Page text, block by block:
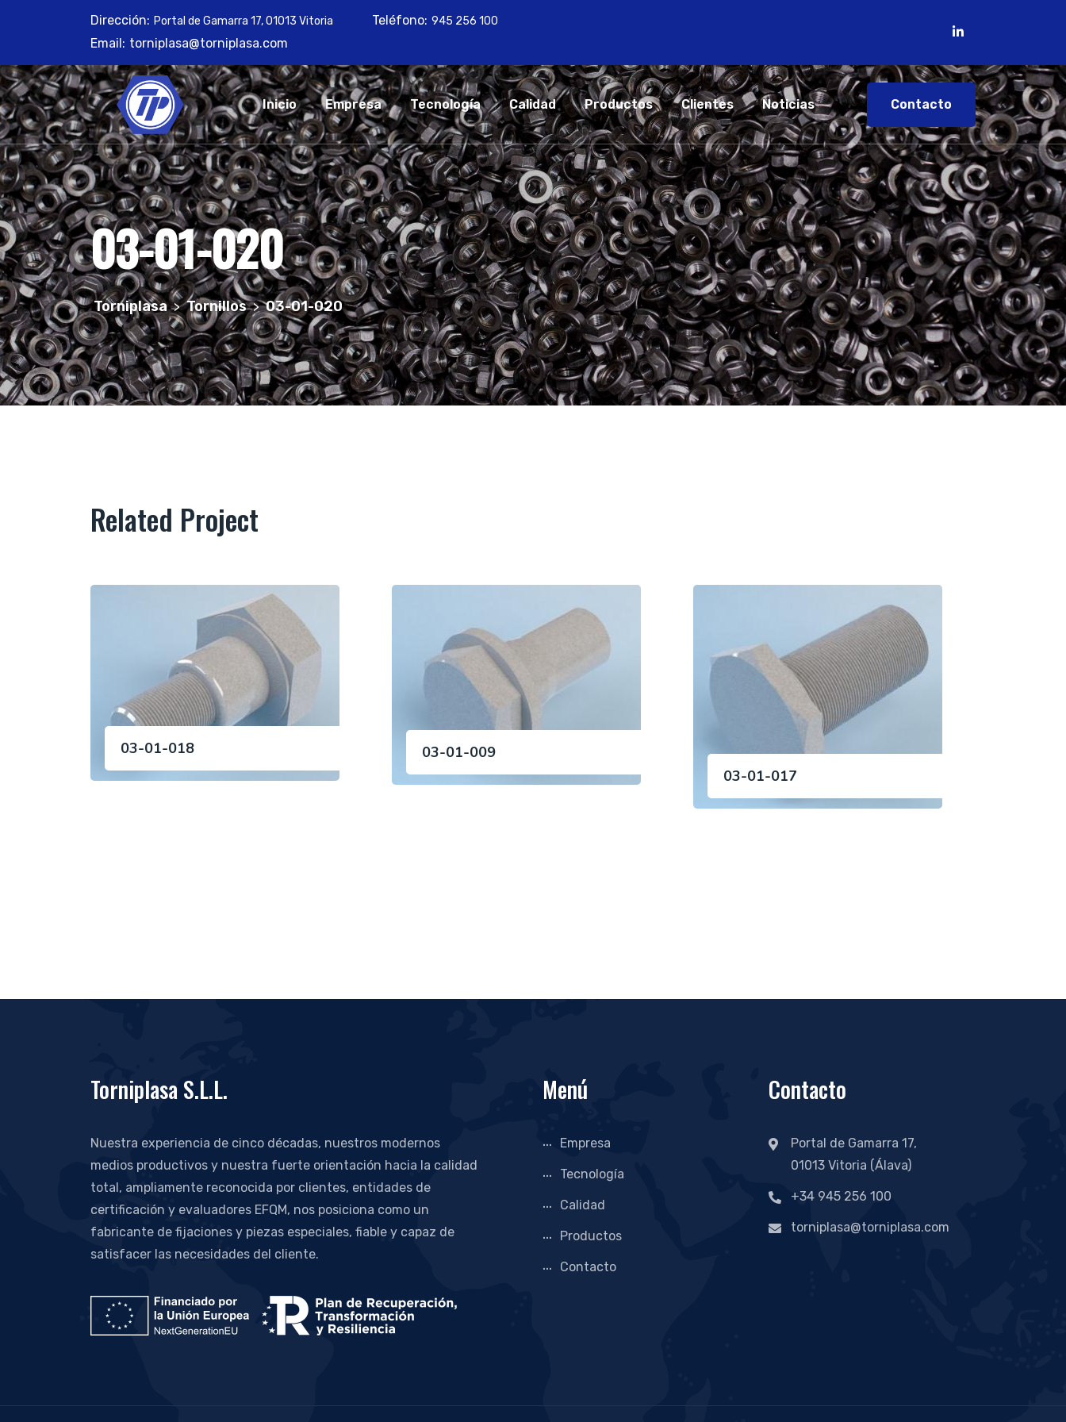
Dirección: Portal de Gamarra 17, 01013 Vitoria Teléfono: 945 256 100
Email: torniplasa@torniplasa.com
Inicio Empresa Tecnología Calidad Productos Clientes Noticias Contacto
03-01-020
Torniplasa > Tornillos > 03-01-020
Related Project
03-01-018
03-01-009
03-01-017
Torniplasa S.L.L.
Nuestra experiencia de cinco décadas, nuestros modernos
medios productivos y nuestra fuerte orientación hacia la calidad
total, ampliamente reconocida por clientes, entidades de
certificación y evaluadores EFQM, nos posiciona como un
fabricante de fijaciones y piezas especiales, fiable y capaz de
satisfacer las necesidades del cliente.
Menú
Empresa
Tecnología
Calidad
Productos
Contacto
Contacto
Portal de Gamarra 17,
01013 Vitoria (Álava)
+34 945 256 100
torniplasa@torniplasa.com